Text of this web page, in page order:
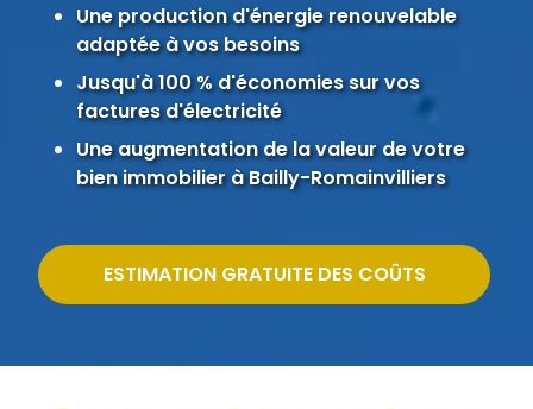
Une production d'énergie renouvelable
adaptée à vos besoins
Jusqu'à 100 % d'économies sur vos
factures d'électricité
Une augmentation de la valeur de votre
bien immobilier à Bailly-Romainvilliers
ESTIMATION GRATUITE DES COÛTS